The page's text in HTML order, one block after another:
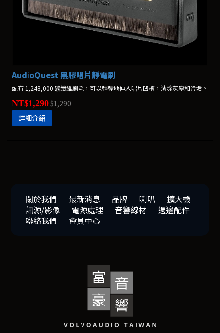
AudioQuest 黑膠唱片靜電刷
配有 1,248,000 碳纖維刷毛，可以輕輕地伸入唱片凹槽，清除灰塵和污垢。
NT$1,290$1,290
詳細介紹
關於我們 最新消息 品牌 喇叭
擴大機
訊源/影像
電源處理 音響線材
週邊配件
聯絡我們
會員中心